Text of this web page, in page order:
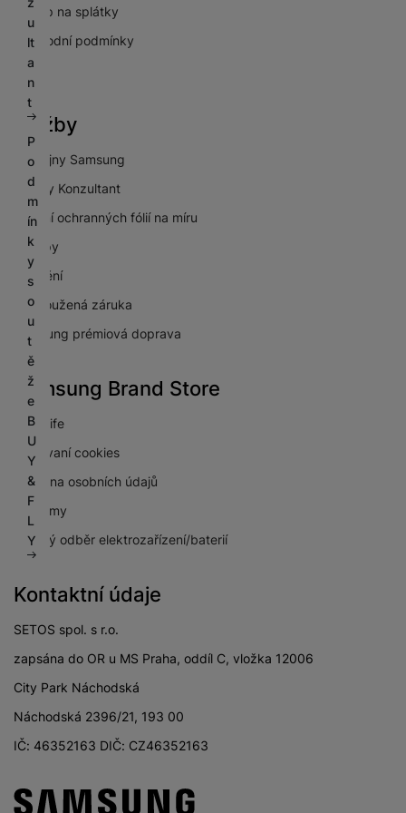
u
lt
a
n
t
P
o
d
m
ín
k
y
s
o
u
t
ě
ž
e
B
U
Y
&
F
L
Y
Nákup na splátky
Obchodní podmínky
GDPR
Služby
Prodejny Samsung
Galaxy Konzultant
Lepení ochranných fólií na míru
Výkupy
Pojištění
Prodloužená záruka
Samsung prémiová doprava
Samsung Brand Store
NextLife
Používaní cookies
Ochrana osobních údajů
Pro firmy
Zpětný odběr elektrozařízení/baterií
Kontaktní údaje
SETOS spol. s r.o.
zapsána do OR u MS Praha, oddíl C, vložka 12006
City Park Náchodská
Náchodská 2396/21, 193 00
IČ: 46352163 DIČ: CZ46352163